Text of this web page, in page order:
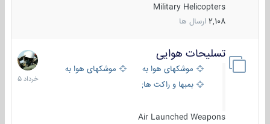
Military Helicopters
2,108 ارسال ها
تسلیحات هوایی
موشکهای هوا به هوا
موشکهای هوا به سطح
بمبها و راکت های هوایی
Air Launched Weapons
30
خرداد
1405